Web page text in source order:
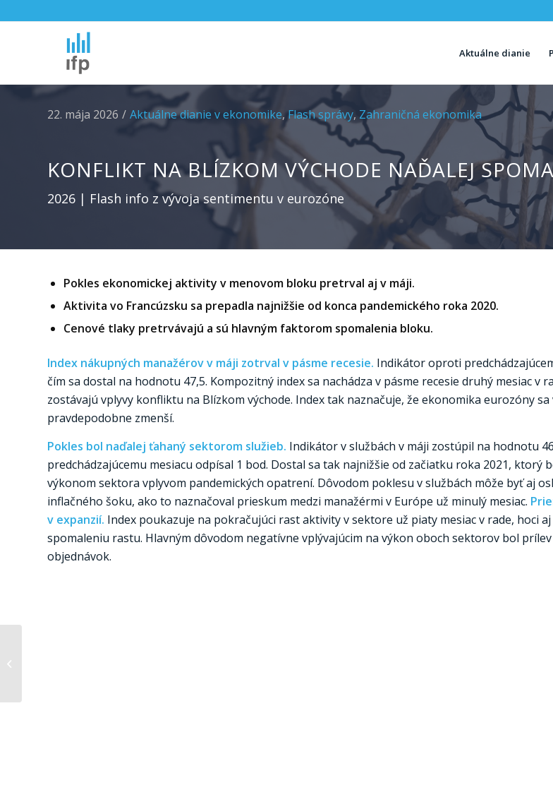
Aktuálne dianie
22. mája 2026 / Aktuálne dianie v ekonomike,Flash správy, Zahraničná ekonomika
KONFLIKT NA BLÍZKOM VÝCHODE NAĎALEJ
2026 | Flash info z vývoja sentimentu v eurozóne
Pokles ekonomickej aktivity v menovom bloku pretrval aj v máji.
Aktivita vo Francúzsku sa prepadla najnižšie od konca pandemického roka 2020.
Cenové tlaky pretrvávajú a sú hlavným faktorom spomalenia bloku.
Index nákupných manažérov v máji zotrval v pásme recesie. Indikátor oproti
čím sa dostal na hodnotu 47,5. Kompozitný index sa nachádza v pásme recesie druhý mesiac v
zostávajú vplyvy konfliktu na Blízkom východe. Index tak naznačuje, že ekonomika eurozóny
pravdepodobne zmenší.
Pokles bol naďalej ťahaný sektorom služieb. Indikátor v službách v máji zostúpil na hodnotu
predchádzajúcemu mesiacu odpísal 1 bod. Dostal sa tak najnižšie od začiatku roka 2021, ktorý
výkonom sektora vplyvom pandemických opatrení. Dôvodom poklesu v službách môže byť aj
inflačného šoku, ako to naznačoval prieskum medzi manažérmi v Európe už minulý mesiac.
v expanzií. Index poukazuje na pokračujúci rast aktivity v sektore už piaty mesiac v rade, hoci
spomaleniu rastu. Hlavným dôvodom negatívne vplývajúcim na výkon oboch sektorov bol
objednávok.